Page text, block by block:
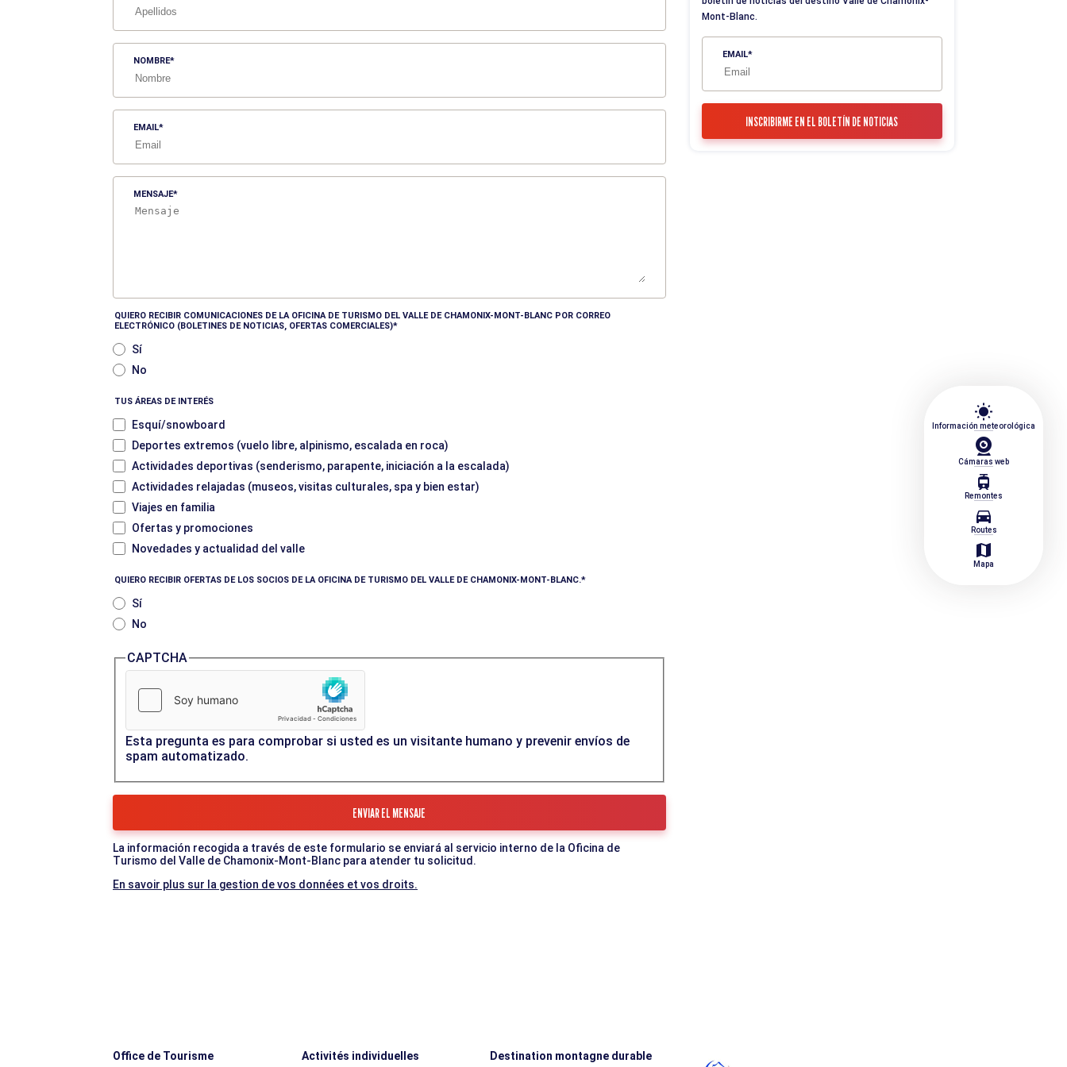
wb_sunny
Información meteorológica
Cámaras web
tram
Remontes
directions_car
Routes
map
Mapa
NOMBRE
EMAIL
MENSAJE
QUIERO RECIBIR COMUNICACIONES DE LA OFICINA DE TURISMO DEL VALLE DE CHAMONIX-MONT-BLANC POR CORREO
ELECTRÓNICO (BOLETINES DE NOTICIAS, OFERTAS COMERCIALES)
Sí
No
TUS ÁREAS DE INTERÉS
Esquí/snowboard
Deportes extremos (vuelo libre, alpinismo, escalada en roca)
Actividades deportivas (senderismo, parapente, iniciación a la escalada)
Actividades relajadas (museos, visitas culturales, spa y bien estar)
Viajes en familia
Ofertas y promociones
Novedades y actualidad del valle
QUIERO RECIBIR OFERTAS DE LOS SOCIOS DE LA OFICINA DE TURISMO DEL VALLE DE CHAMONIX-MONT-BLANC.
Sí
No
CAPTCHA
Esta pregunta es para comprobar si usted es un visitante humano y prevenir envíos de
spam automatizado.
La información recogida a través de este formulario se enviará al servicio interno de la Oficina de
Turismo del Valle de Chamonix-Mont-Blanc para atender tu solicitud.
En savoir plus sur la gestion de vos données et vos droits.
Mont-Blanc.
EMAIL
Office de Tourisme Activités individuelles Destination montagne durable